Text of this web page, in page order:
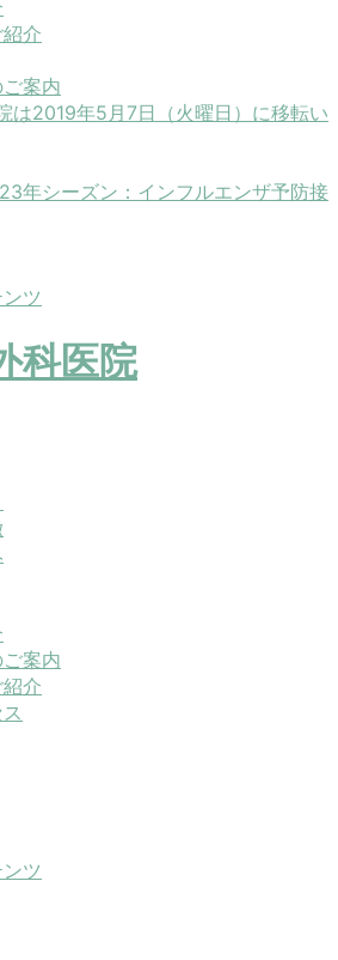
介
案内
は2019年5月7日（火曜日）に移転い
年シーズン：インフルエンザ予防接
ツ
案内
介
ツ